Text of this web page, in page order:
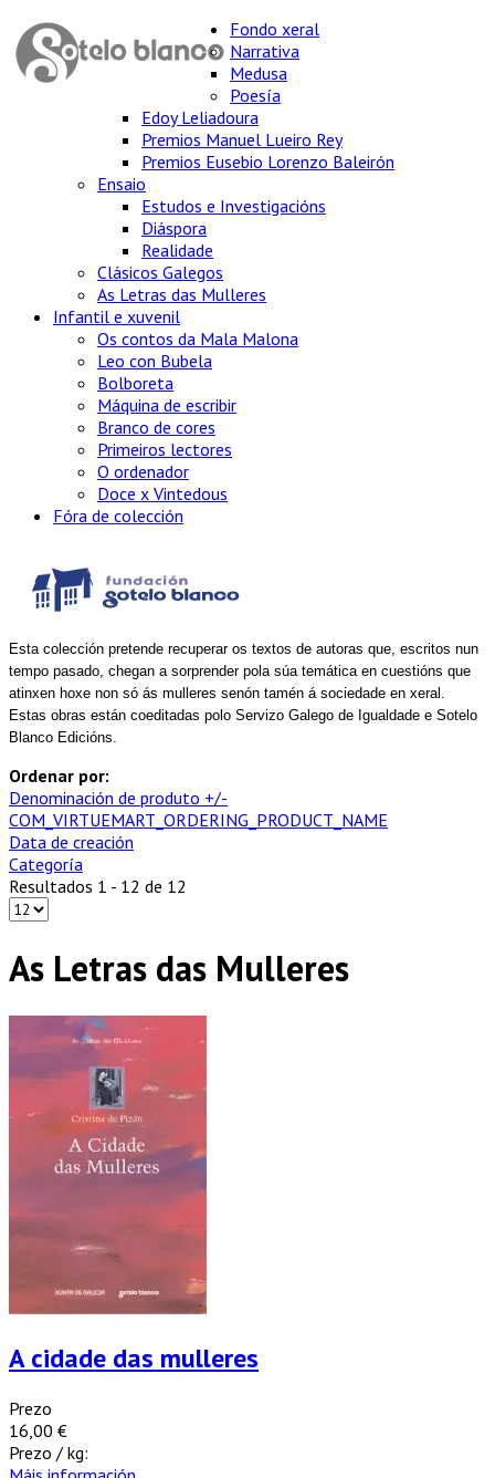
Fondo xeral
Narrativa
Medusa
Poesía
Edoy Leliadoura
Premios Manuel Lueiro Rey
Premios Eusebio Lorenzo Baleirón
Ensaio
Estudos e Investigacións
Diáspora
Realidade
Clásicos Galegos
As Letras das Mulleres
Infantil e xuvenil
Os contos da Mala Malona
Leo con Bubela
Bolboreta
Máquina de escribir
Branco de cores
Primeiros lectores
O ordenador
Doce x Vintedous
Fóra de colección
Esta colección pretende recuperar os textos de autoras que, escritos nun
tempo pasado, chegan a sorprender pola súa temática en cuestións que
atinxen hoxe non só ás mulleres senón tamén á sociedade en xeral.
Estas obras están coeditadas polo Servizo Galego de Igualdade e Sotelo
Blanco Edicións.
Ordenar por:
Denominación de produto +/-
COM_VIRTUEMART_ORDERING_PRODUCT_NAME
Data de creación
Categoría
Resultados 1 - 12 de 12
As Letras das Mulleres
A cidade das mulleres
Prezo
16,00 €
Prezo / kg: